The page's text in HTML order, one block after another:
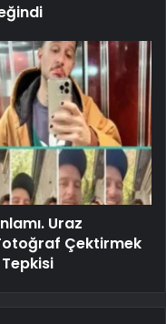
Uraz
Çektirmek